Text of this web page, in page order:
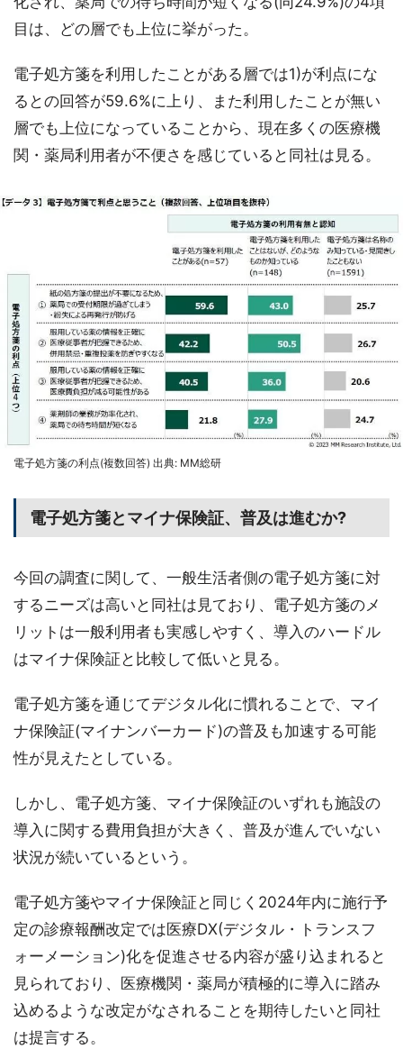
目は、どの層でも上位に挙がった。
電子処方箋を利用したことがある層では1)が利点にな
るとの回答が59.6%に上り、また利用したことが無い
層でも上位になっていることから、現在多くの医療機
関・薬局利用者が不便さを感じていると同社は見る。
電子処方箋の利点(複数回答) 出典: MM総研
電子処方箋とマイナ保険証、普及は進むか?
今回の調査に関して、一般生活者側の電子処方箋に対
するニーズは高いと同社は見ており、電子処方箋のメ
リットは一般利用者も実感しやすく、導入のハードル
はマイナ保険証と比較して低いと見る。
電子処方箋を通じてデジタル化に慣れることで、マイ
ナ保険証(マイナンバーカード)の普及も加速する可能
性が見えたとしている。
しかし、電子処方箋、マイナ保険証のいずれも施設の
導入に関する費用負担が大きく、普及が進んでいない
状況が続いているという。
電子処方箋やマイナ保険証と同じく2024年内に施行予
定の診療報酬改定では医療DX(デジタル・トランスフ
ォーメーション)化を促進させる内容が盛り込まれると
見られており、医療機関・薬局が積極的に導入に踏み
込めるような改定がなされることを期待したいと同社
は提言する。